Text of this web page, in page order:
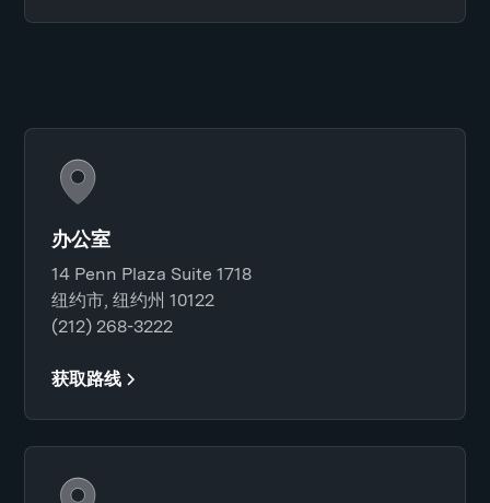
办公室
14 Penn Plaza Suite 1718
纽约市, 纽约州 10122
(212) 268-3222
获取路线